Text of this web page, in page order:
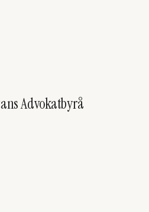
Advokatbyrå